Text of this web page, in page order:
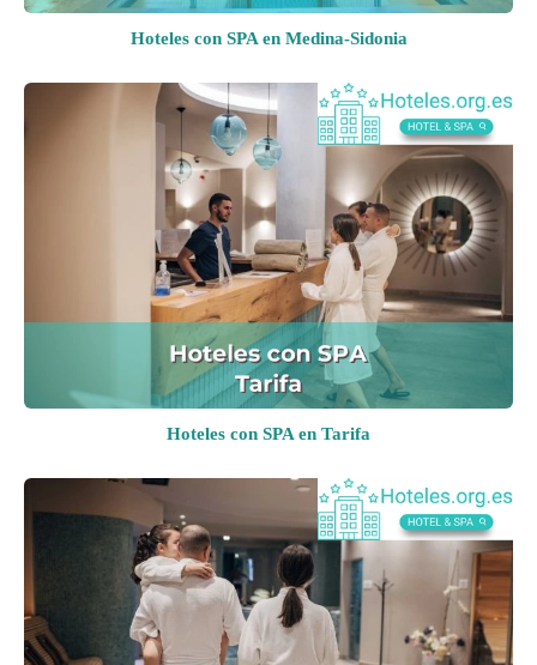
Hoteles con SPA en Medina-Sidonia
Hoteles con SPA en Tarifa